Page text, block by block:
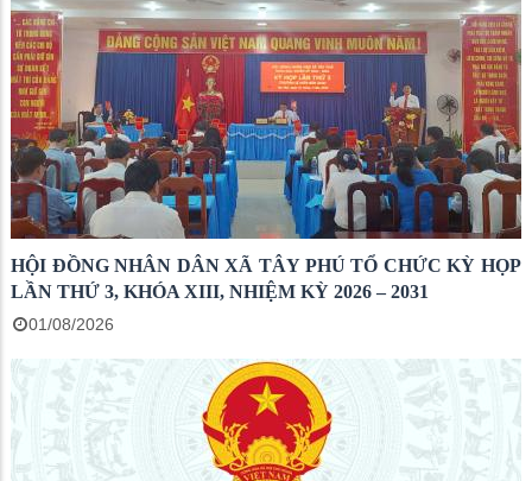
HỘI ĐỒNG NHÂN DÂN XÃ TÂY PHÚ TỔ CHỨC KỲ HỌP
LẦN THỨ 3, KHÓA XIII, NHIỆM KỲ 2026 – 2031
01/08/2026